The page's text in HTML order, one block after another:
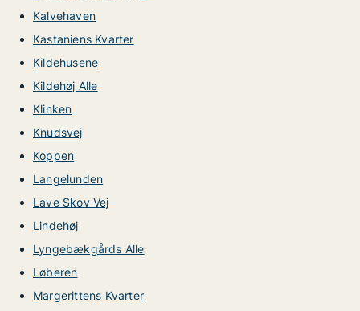
Kalvehaven
Kastaniens Kvarter
Kildehusene
Kildehøj Alle
Klinken
Knudsvej
Koppen
Langelunden
Lave Skov Vej
Lindehøj
Lyngebækgårds Alle
Løberen
Margerittens Kvarter